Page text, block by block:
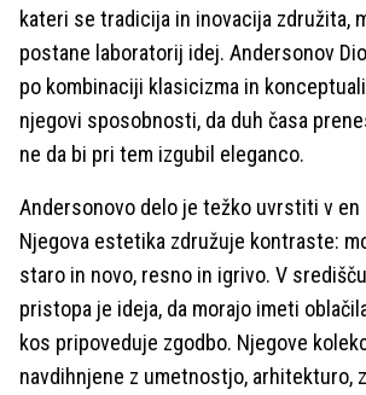
kateri se tradicija in inovacija združita,
postane laboratorij idej. Andersonov
po kombinaciji klasicizma in
njegovi sposobnosti, da duh časa
ne da bi pri tem izgubil eleganco.
Andersonovo delo je težko uvrstiti v en
Njegova estetika združuje kontraste:
staro in novo, resno in igrivo. V
pristopa je ideja, da morajo imeti
kos pripoveduje zgodbo. Njegove
navdihnjene z umetnostjo, arhitekturo,